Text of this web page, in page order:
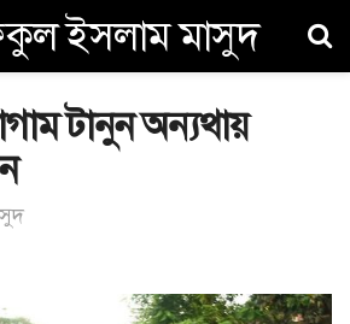
ইসলাম মাসুদ
টানুন অন্যথায়